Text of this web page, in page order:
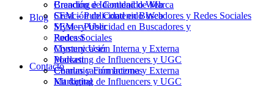
Branding e Identidad de Marca
Creación de Contenido Web
SEM – Publicidad en Buscadores y
Redes Sociales
Mystery User
Podcast
Comunicación Interna y Externa
Marketing de Influencers y UGC
Blog
Contacto
Creación de Contenido Web
SEM – Publicidad en Buscadores y Redes Sociales
Mystery User
Podcast
Comunicación Interna y Externa
Marketing de Influencers y UGC
Charlas y Formaciones
Kit digital